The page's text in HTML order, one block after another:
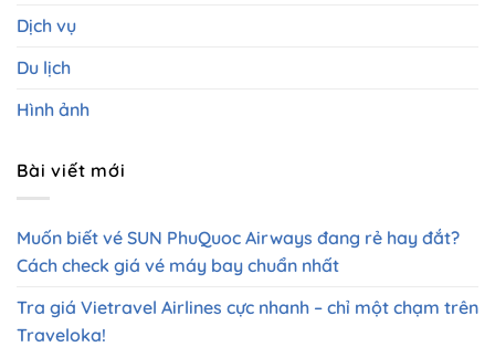
Dịch vụ
Du lịch
Hình ảnh
Bài viết mới
Muốn biết vé SUN PhuQuoc Airways đang rẻ hay đắt?
Cách check giá vé máy bay chuẩn nhất
Tra giá Vietravel Airlines cực nhanh – chỉ một chạm trên
Traveloka!